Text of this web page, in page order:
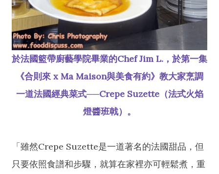
於法國籃帶廚藝學院畢業的Chef Jim L.，於第一集
《合則來 x Ma Maison與美食有約》教大家烹調
一道法國經典菜式──Crepe Suzette（法式火焰
燈醬班戟）。
「雖然Crepe Suzette是一道著名的法國甜品，但
只要依照食譜和步驟，就算在家裡亦可輕鬆煮，重